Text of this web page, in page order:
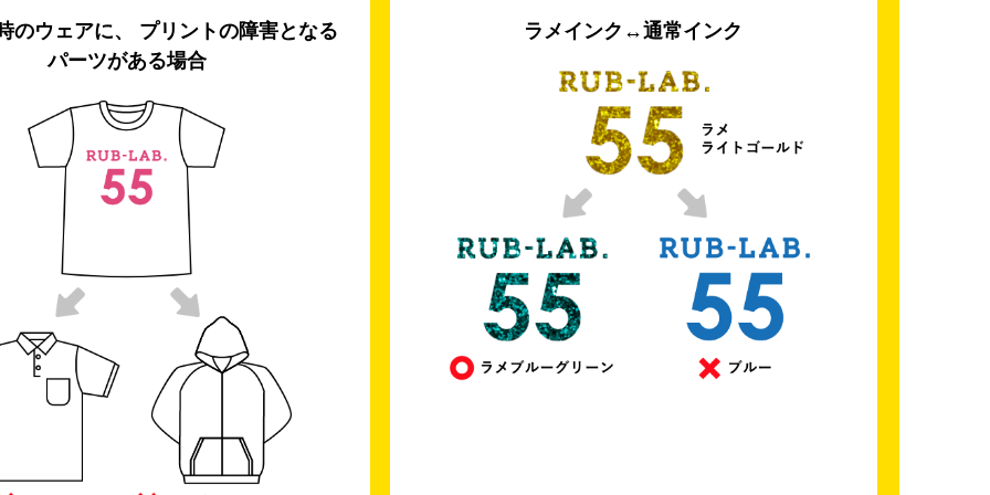
のウェアに、 プリントの障害となる
パーツがある場合
ラメインク↔通常インク